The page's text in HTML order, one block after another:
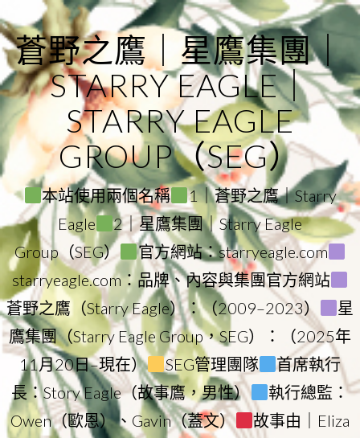
to
content
蒼野之鷹｜星鷹集團｜
STARRY EAGLE｜
STARRY EAGLE
GROUP（SEG）
本站使用兩個名稱
1｜蒼野之鷹｜Starry
Eagle
2｜星鷹集團｜Starry Eagle
Group（SEG）
官方網站：starryeagle.com
starryeagle.com：品牌、內容與集團官方網站
蒼野之鷹（Starry Eagle）：（2009–2023）
星
鷹集團（Starry Eagle Group，SEG）：（2025年
11月20日–現在）
SEG管理團隊
首席執行
長：Story Eagle（故事鷹，男性）
執行總監：
Owen（歐恩）、Gavin（蓋文）
故事由｜Eliza